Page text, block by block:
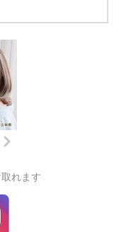
れます